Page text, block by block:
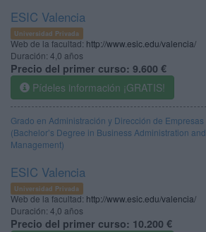
ESIC Valencia
Universidad Privada
Web de la facultad: http://www.esic.edu/valencia/
Duración: 4,0 años
Precio del primer curso: 9.600 €
Pídeles información ¡GRATIS!
Grado en Administración y Dirección de Empresas
(Bachelor’s Degree in Business Administration and
Management)
ESIC Valencia
Universidad Privada
Web de la facultad: http://www.esic.edu/valencia/
Duración: 4,0 años
Precio del primer curso: 10.200 €